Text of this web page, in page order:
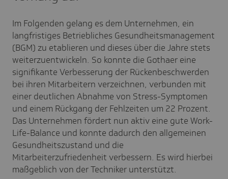
Im Folgenden gelang es dem Unternehmen, ein
langfristiges Betriebliches Gesundheitsmanagement
(BGM) zu etablieren und dieses über die Jahre stets
weiterzuentwickeln. So konnte die Gothaer eine
signifikante Verbesserung der Rückenbeschwerden
bei ihren Mitarbeitern verzeichnen, verbunden mit
einer deutlichen Abnahme von Stress-Symptomen
und einem Rückgang der Fehlzeiten um 22 Prozent.
Das Unternehmen fördert nun aktiv eine gute Work-
Life-Balance und konnte dadurch den allgemeinen
Gesundheitszustand und die
Mitarbeiterzufriedenheit verbessern. Es wird hierbei
maßgeblich von der Techniker unterstützt.